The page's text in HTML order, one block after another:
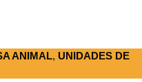
ANIMAL, UNIDADES DE